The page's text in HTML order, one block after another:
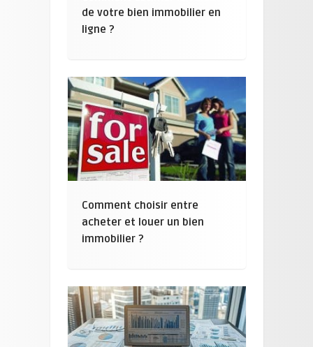
de votre bien immobilier en
ligne ?
Comment choisir entre
acheter et louer un bien
immobilier ?